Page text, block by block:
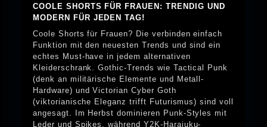
COOLE SHORTS FÜR FRAUEN: TRENDIG UND
MODERN FÜR JEDEN TAG!
Coole Shorts für Frauen? Die verbinden einfach
Funktion mit den neuesten Trends und sind ein
echtes Must-have in jedem alternativen
Kleiderschrank. Gothic-Trends wie Tactical Punk
(denk an militärische Elemente und Metall-
Hardware) und Victorian Cyber Goth
(viktorianische Eleganz trifft Futurismus) sind voll
angesagt. Im Herbst dominieren Punk-Styles mit
Leder und Spikes, während Y2K-Harajuku-